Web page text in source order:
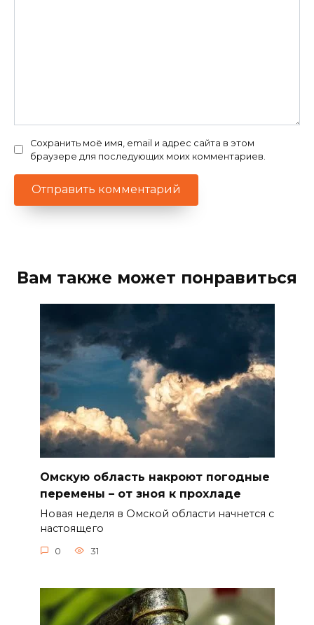
Сохранить моё имя, email и адрес сайта в этом
браузере для последующих моих комментариев.
Вам также может понравиться
Омскую область накроют погодные
перемены – от зноя к прохладе
Новая неделя в Омской области начнется с
настоящего
0 31